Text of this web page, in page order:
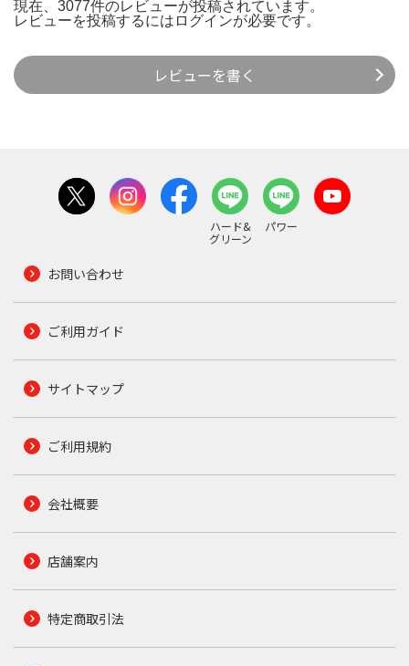
現在、3077件のレビューが投稿されています。
レビューを投稿するには ログインが必要です。
レビューを書く
ハード&
グリーン
パワー
お問い合わせ
ご利用ガイド
サイトマップ
ご利用規約
会社概要
店舗案内
特定商取引法